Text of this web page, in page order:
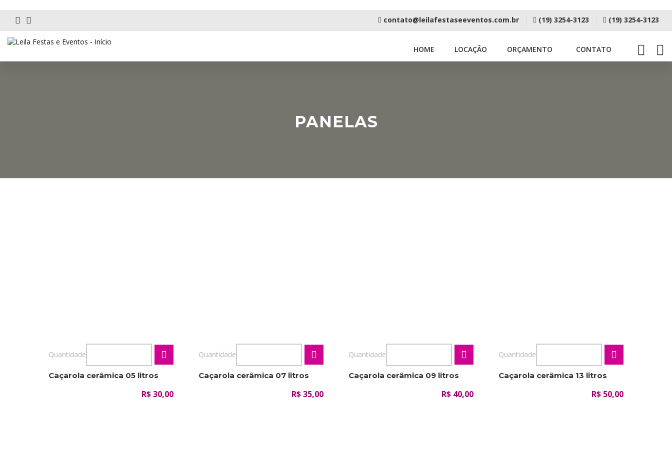
(19) 3254-3123
(19) 3254-3123
contato@leilafestaseeventos.com.br
HOME LOCAÇÃO ORÇAMENTO CONTATO
PANELAS
Quantidade
Caçarola cerâmica 05 litros
R$ 30,00
Quantidade
Caçarola cerâmica 07 litros
R$ 35,00
Quantidade
Caçarola cerâmica 09 litros
R$ 40,00
Quantidade
Caçarola cerâmica 13 litros
R$ 50,00